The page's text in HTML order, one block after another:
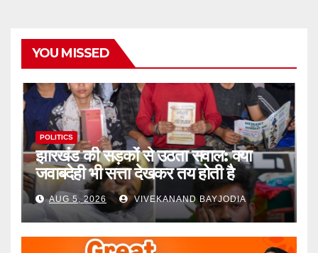
YOU MISSED
POLITICS
झारखंड की सड़कों से उठता सवाल: क्या
जवाबदेही भी सत्ता देखकर तय होती है
AUG 5, 2026 VIVEKANAND BAYJODIA